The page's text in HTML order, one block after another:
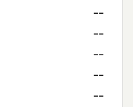
--
--
--
--
--